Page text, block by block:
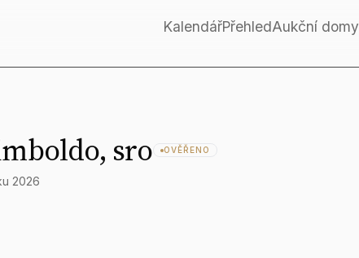
KalendářPřehledAukční domy
sro OVĚŘENO
2026